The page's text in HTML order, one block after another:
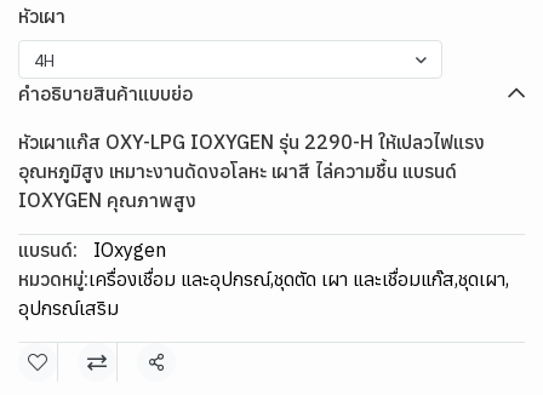
หัวเผา
4H
คำอธิบายสินค้าแบบย่อ
หัวเผาแก๊ส OXY-LPG IOXYGEN รุ่น 2290-H ให้เปลวไฟแรง
อุณหภูมิสูง เหมาะงานดัดงอโลหะ เผาสี ไล่ความชื้น แบรนด์
IOXYGEN คุณภาพสูง
แบรนด์:
IOxygen
หมวดหมู่:เครื่องเชื่อม และอุปกรณ์,ชุดตัด เผา และเชื่อมแก๊ส,ชุดเผา,
อุปกรณ์เสริม
แชร์